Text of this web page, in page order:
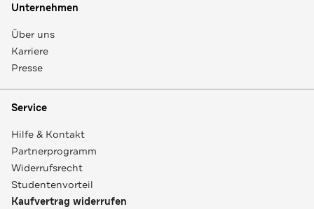
Unternehmen
Über uns
Karriere
Presse
Service
Hilfe & Kontakt
Partnerprogramm
Widerrufsrecht
Studentenvorteil
Kaufvertrag widerrufen